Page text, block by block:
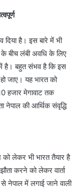
है। इस बारे में भी
के बीच लंबी अवधि के लिए
में है। बहुत संभव है कि इस
जाए। यह भारत को
हजार मेगावाट तक
नेपाल की आर्थिक संवृद्धि
को लेकर भी भारत तैयार है
करने को लेकर वार्ता
नेपाल में लगाई जाने वाली